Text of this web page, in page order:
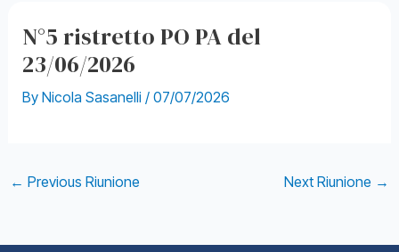
N°5 ristretto PO PA del
23/06/2026
By Nicola Sasanelli / 07/07/2026
Post
← Previous Riunione Next Riunione →